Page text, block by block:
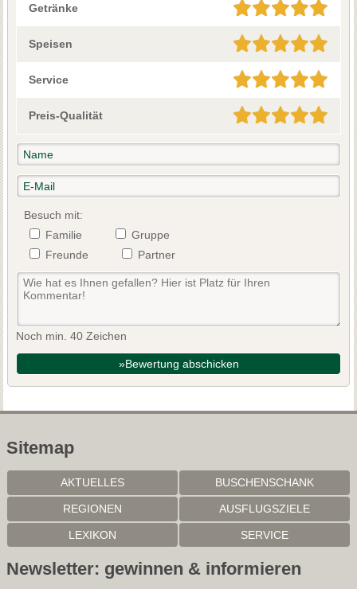
Getränke
Speisen
Service
Preis-Qualität
Besuch mit:
Familie
Gruppe
Freunde
Partner
Noch min. 40 Zeichen
»Bewertung abschicken
Sitemap
AKTUELLES BUSCHENSCHANK
REGIONEN AUSFLUGSZIELE
LEXIKON SERVICE
Newsletter: gewinnen & informieren